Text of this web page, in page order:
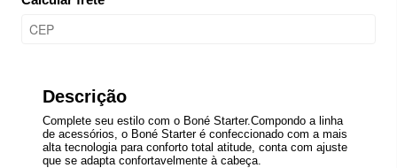
Descrição
Complete seu estilo com o Boné Starter.Compondo a linha
de acessórios, o Boné Starter é confeccionado com a mais
alta tecnologia para conforto total atitude, conta com ajuste
que se adapta confortavelmente à cabeça.